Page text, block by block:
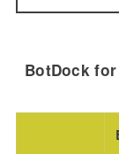
BotDock